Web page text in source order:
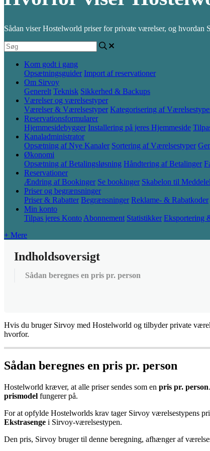
Sådan viser Hostelworld priser for private værelser, og hvordan
Kom godt i gang
Opsætningsguider Import af reservationer
Om Sirvoy
Generelt Teknisk Sikkerhed & Backups
Værelser og værelsestyper
Værelser & Værelsestyper Kategorisering af
Reservationsformularer
Hjemmesidebygger Installering på jeres Hjemmeside
Kanaladministrator
Opsætning af Nye Kanaler Sortering af Værelsestyper
Økonomi
Opsætning af Betalingsløsning Håndtering af Betalinger
Reservationer
Ændring af Bookinger Se bookinger Skabelon til
Priser og begrænsninger
Priser & Rabatter Begrænsninger Reklame- & Rabatkoder
Min konto
Tilpas jeres Konto Abonnement Statistikker Eksportering
+ Mere
Indholdsoversigt
Sådan beregnes en pris pr. person
Hvis du bruger Sirvoy med Hostelworld og tilbyder private væ
hvorfor.
Sådan beregnes en pris pr. person
Hostelworld kræver, at alle priser sendes som en pris pr. person.
prismodel fungerer på.
For at opfylde Hostelworlds krav tager Sirvoy værelsestypens
Ekstrasenge i Sirvoy-værelsestypen.
Den pris, Sirvoy bruger til denne beregning, afhænger af væ